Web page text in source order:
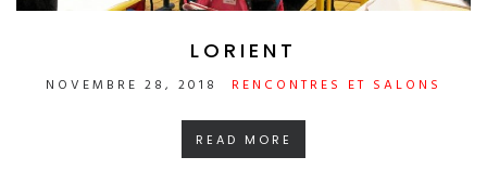
LORIENT
NOVEMBRE 28, 2018 RENCONTRES ET SALONS
READ MORE